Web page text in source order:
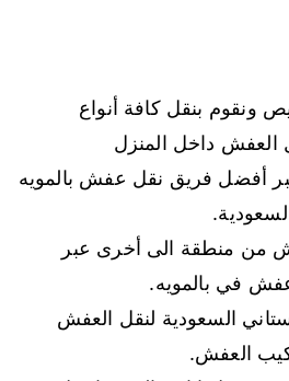
بنقل كافة أنواع
داخل المنزل
أفضل فريق نقل عفش بالمويه
من منطقة الى أخرى عبر
في بالمويه.
السعودية لنقل العفش
العفش.